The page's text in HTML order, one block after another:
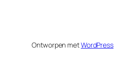
Ontworpen metWordPress